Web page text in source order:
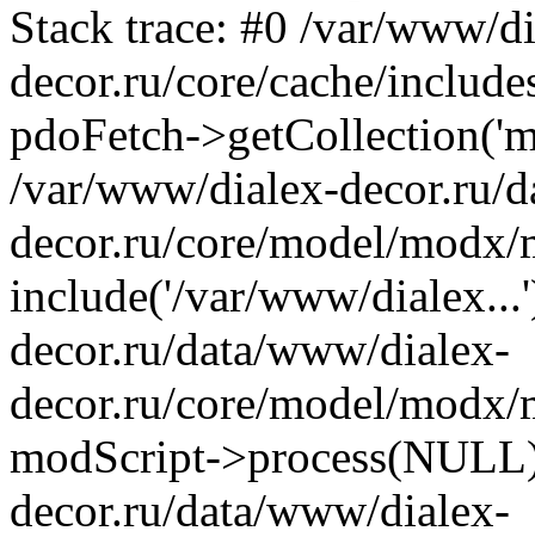
Stack trace: #0 /var/www/
decor.ru/core/cache/
pdoFetch-
/var/www/dialex-decor.ru/
decor.ru/core/model/
include('/var/www/
decor.ru/data/www/dialex-
decor.ru/core/model/
modScript-
decor.ru/data/www/dialex-